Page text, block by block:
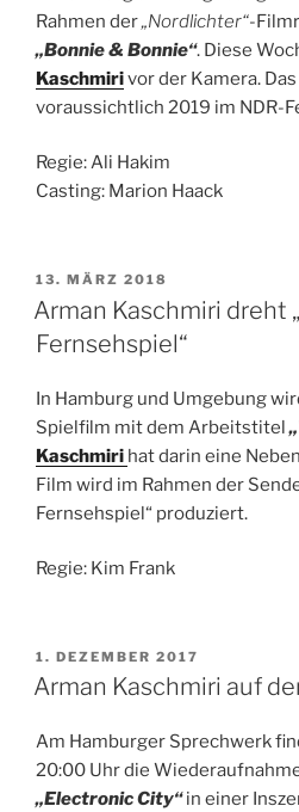
Rahmen der„Nordlichter“-
„Bonnie & Bonnie“. Diese
Kaschmirivor der Kamera.
voraussichtlich 2019 im NDR-
Regie: Ali Hakim
Casting: Marion Haack
VERÖFFENTLICHT
AM
13. MÄRZ 2018
Arman Kaschmiri dreht
Fernsehspiel“
In Hamburg und Umgebung
Spielfilm mit dem Arbeitstitel
Kaschmiri hat darin eine
Film wird im Rahmen der
Fernsehspiel“ produziert.
Regie: Kim Frank
VERÖFFENTLICHT
AM
1. DEZEMBER 2017
Arman Kaschmiri auf
Am Hamburger Sprechwerk
20:00 Uhr die
„Electronic City“in einer